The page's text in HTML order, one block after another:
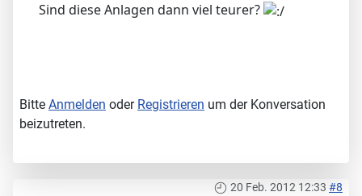
Sind diese Anlagen dann viel teurer?
Bitte Anmelden oder Registrieren um der Konversation
beizutreten.
20 Feb. 2012 12:33 #8